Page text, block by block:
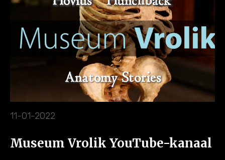
11-01-2022
Museum Vrolik YouTube-kanaal